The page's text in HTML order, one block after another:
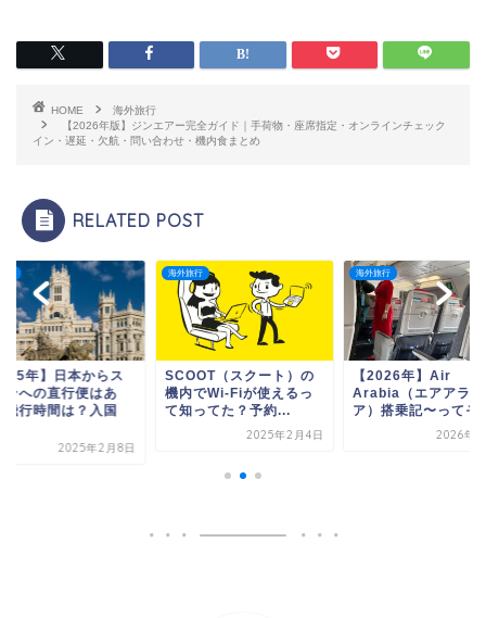
HOME
海外旅行
【2026年版】ジンエアー完全ガイド｜手荷物・座席指定・オンラインチェック
イン・遅延・欠航・問い合わせ・機内食まとめ
RELATED POST
（スクート）の
でWi-Fiが使えるっ
ってた？予約...
海外旅行
【2026年】Air
Arabia（エアアラビ
ア）搭乗記〜ってそれ...
2026年1月4日
海外旅行
【2025年】日本か
ペインへの直行便は
る？飛行時間は？入